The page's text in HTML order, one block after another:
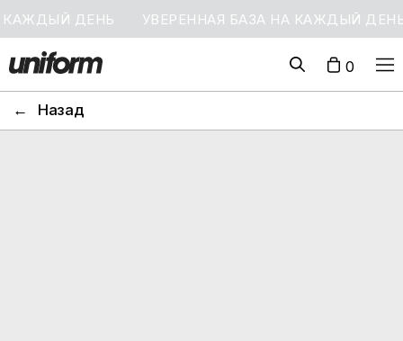
ДЕНЬ УВЕРЕННАЯ БАЗА НА КАЖДЫЙ ДЕНЬ
0
Назад
←